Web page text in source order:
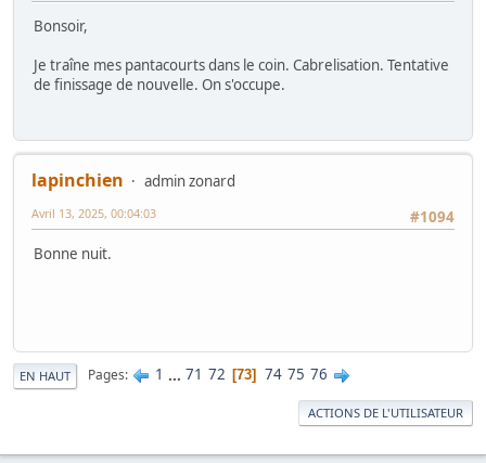
Bonsoir,
Je traîne mes pantacourts dans le coin. Cabrelisation. Tentative
de finissage de nouvelle. On s'occupe.
lapinchien
admin zonard
#1094
Avril 13, 2025, 00:04:03
Bonne nuit.
EN HAUT Pages 1 ... 71 72 73 74 75 76
ACTIONS DE L'UTILISATEUR